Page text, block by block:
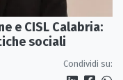
e CISL Calabria:
sociali
Condividi su: